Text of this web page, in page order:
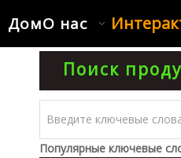
ДомО нас
Поиск
Популярные ключевые